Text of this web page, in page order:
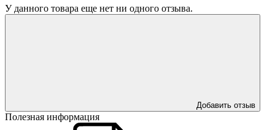
У данного товара еще нет ни одного отзыва.
Добавить отзыв
Полезная информация